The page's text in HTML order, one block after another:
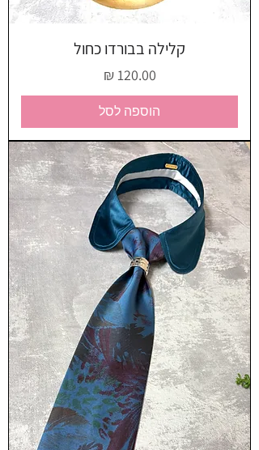
קלילה בבורדו כחול
מחיר
הוספה לסל